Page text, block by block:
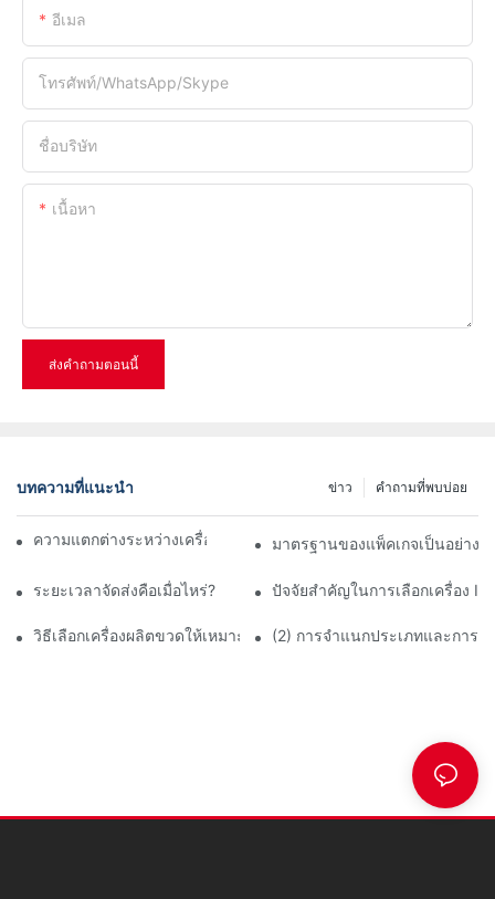
อีเมล
โทรศัพท์/WhatsApp/Skype
ชื่อบริษัท
เนื้อหา
ส่งคำถามตอนนี้
บทความที่แนะนำ คำถามที่พบบ่อย
ข่าว
ความแตกต่างระหว่างเครื่องดื่มบรรจุร้อนและบรรจุเย็น
มาตรฐานของแพ็คเกจเป็นอย่างไ
ระยะเวลาจัดส่งคือเมื่อไหร่? ปัจจัยสำคัญในการเลือกเครื่อง
วิธีเลือกเครื่องผลิตขวดให้เหมาะสมกับธุรกิจของคุณ(2) การจำแนกประเภทและการแ